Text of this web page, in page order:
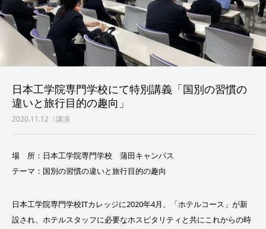
日本工学院専門学校にて特別講義「国別の習慣の
違いと旅行目的の趣向」
2020.11.12 講演
場 所： 日本工学院専門学校 蒲田キャンパス
テーマ： 国別の習慣の違いと旅行目的の趣向
日本工学院専門学校ITカレッジに2020年4月、「ホテルコース」が新
設され、ホテルスタッフに必要なホスピタリティと共にこれからの時